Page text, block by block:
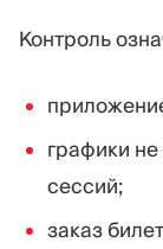
Контроль
графики
сессий;
заказ